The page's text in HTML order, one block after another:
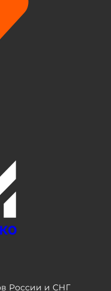
России и СНГ